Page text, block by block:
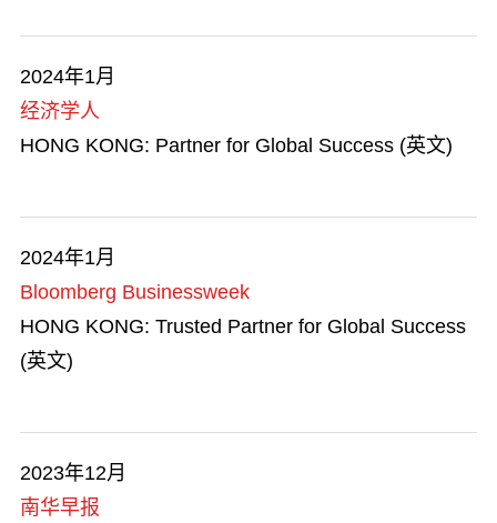
金融服务
香港品牌
艺术与文化
勇于创新
知识产权贸易
2024年1月
经济学人
HONG KONG: Partner for Global Success (英文)
2024年1月
Bloomberg Businessweek
HONG KONG: Trusted Partner for Global Success
(英文)
2023年12月
南华早报